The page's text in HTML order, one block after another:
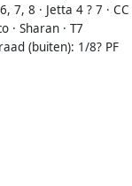
7, 8 · Jetta 4 ? 7 ·
· Sharan · T7
(buiten): 1/8? PF